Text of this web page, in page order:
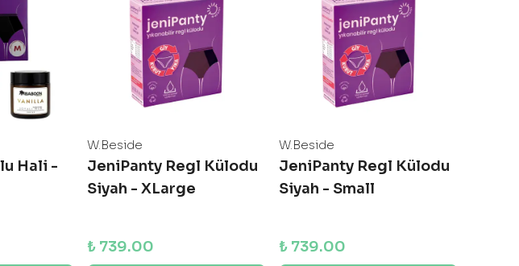
Hali -
W.Beside
JeniPanty Regl Külodu
Siyah - XLarge
₺ 739.00
W.Beside
JeniPanty Regl Külodu
Siyah - Small
₺ 739.00